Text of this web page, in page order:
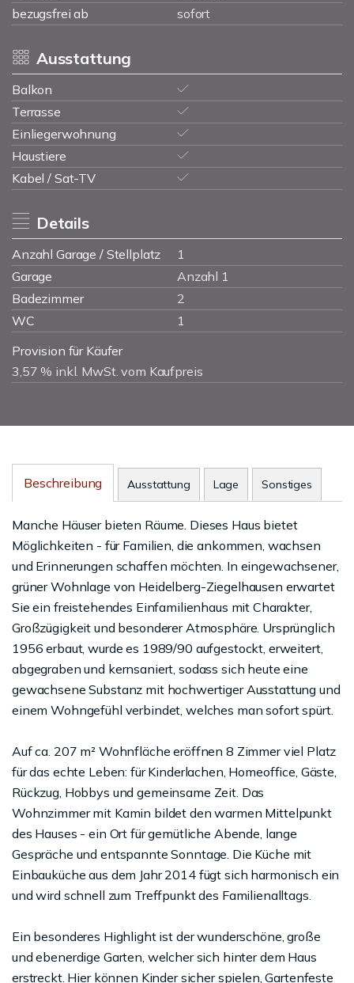
bezugsfrei ab
sofort
Ausstattung
Balkon
Terrasse
Einliegerwohnung
Haustiere
Kabel / Sat-TV
Details
Anzahl Garage / Stellplatz
1
Garage
Anzahl 1
Badezimmer
2
WC
1
Provision für Käufer
3,57 % inkl. MwSt. vom Kaufpreis
Beschreibung Ausstattung Lage Sonstiges
Manche Häuser bieten Räume. Dieses Haus bietet
Möglichkeiten - für Familien, die ankommen, wachsen
und Erinnerungen schaffen möchten. In eingewachsener,
grüner Wohnlage von Heidelberg-Ziegelhausen erwartet
Sie ein freistehendes Einfamilienhaus mit Charakter,
Großzügigkeit und besonderer Atmosphäre. Ursprünglich
1956 erbaut, wurde es 1989/90 aufgestockt, erweitert,
abgegraben und kernsaniert, sodass sich heute eine
gewachsene Substanz mit hochwertiger Ausstattung und
einem Wohngefühl verbindet, welches man sofort spürt.
Auf ca. 207 m² Wohnfläche eröffnen 8 Zimmer viel Platz
für das echte Leben: für Kinderlachen, Homeoffice, Gäste,
Rückzug, Hobbys und gemeinsame Zeit. Das
Wohnzimmer mit Kamin bildet den warmen Mittelpunkt
des Hauses - ein Ort für gemütliche Abende, lange
Gespräche und entspannte Sonntage. Die Küche mit
Einbauküche aus dem Jahr 2014 fügt sich harmonisch ein
und wird schnell zum Treffpunkt des Familienalltags.
Ein besonderes Highlight ist der wunderschöne, große
und ebenerdige Garten, welcher sich hinter dem Haus
erstreckt. Hier können Kinder sicher spielen, Gartenfeste